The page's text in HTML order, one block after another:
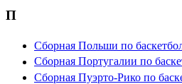
П
Сборная Польши по
Сборная Португалии по
Сборная Пуэрто-Рико по